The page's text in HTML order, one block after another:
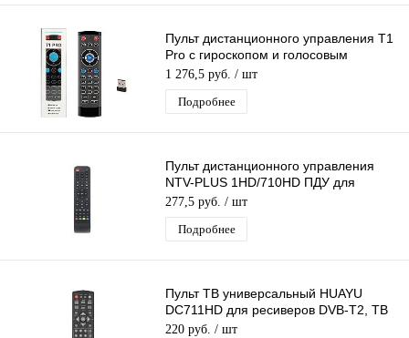
Пульт дистанционного управления T1
Pro с гироскопом и голосовым
управлением + подсветка 2.4G
1 276,5 руб. / шт
Подробнее
Пульт дистанционного управления
NTV-PLUS 1HD/710HD ПДУ для
ресиверов НТВ Плюс 1HD и 710HD
277,5 руб. / шт
Подробнее
Пульт ТВ универсальный HUAYU
DC711HD для ресиверов DVB-T2, ТВ
приставок
220 руб. / шт